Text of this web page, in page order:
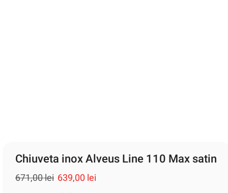
Chiuveta inox Alveus Line 110 Max satin
671,00lei 639,00 lei